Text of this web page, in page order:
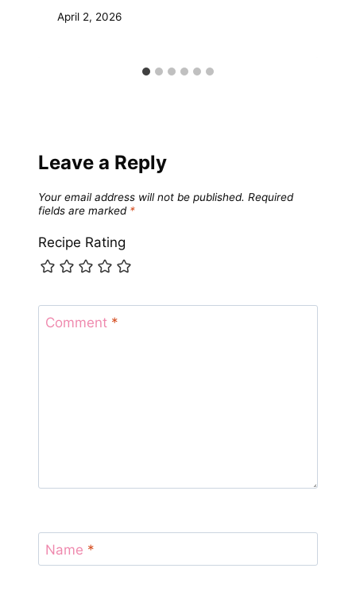
April 2, 2026
Leave a Reply
Your email address will not be published. Required
fields are marked *
Recipe Rating
Comment *
Name *